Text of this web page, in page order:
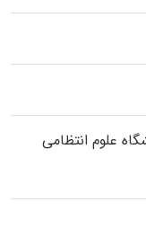
ﻋﻠﻮم انتظامی